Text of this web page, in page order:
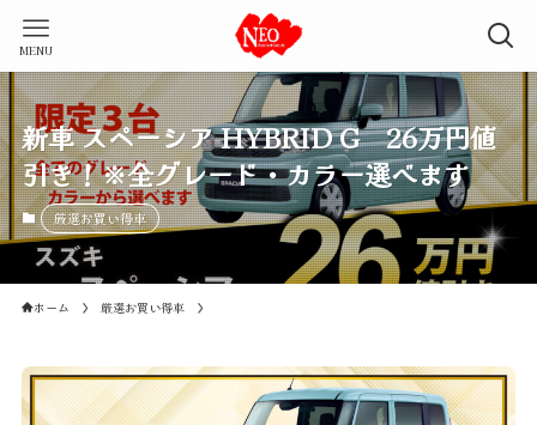
MENU
新車 スペーシア HYBRID G 26万円値
引き！※全グレード・カラー選べます
厳選お買い得車
ホーム 厳選お買い得車